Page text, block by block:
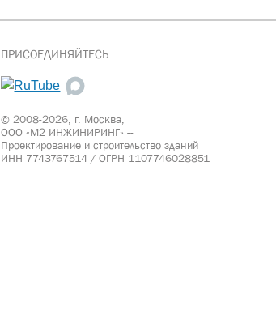
ПРИСОЕДИНЯЙТЕСЬ
© 2008-2026, г. Москва,
ООО «М2 ИНЖИНИРИНГ» --
Проектирование и строительство зданий
ИНН 7743767514 / ОГРН 1107746028851